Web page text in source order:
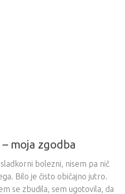
moja zgodba
bolezni, nisem pa nič
Bilo je čisto običajno jutro.
se zbudila, sem ugotovila, da